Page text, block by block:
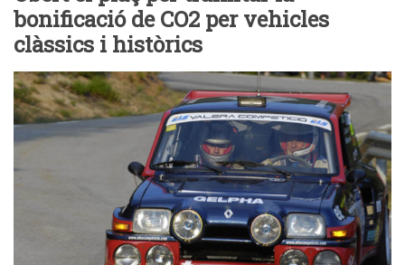
bonificació de CO2 per vehicles
clàssics i històrics